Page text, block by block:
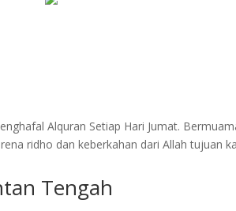
Alquran Setiap Hari Jumat.
ridho dan keberkahan dari Allah tujuan
Tengah